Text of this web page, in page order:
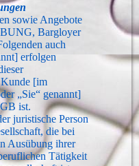
sowie Angebote
Bargloyer
auch
erfolgen
Kunde [im
„Sie“ genannt]
ist.
juristische Person
die bei
Ausübung ihrer
Tätigkeit